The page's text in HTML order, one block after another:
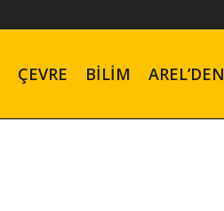
ÇEVRE BILIM AREL’DEN